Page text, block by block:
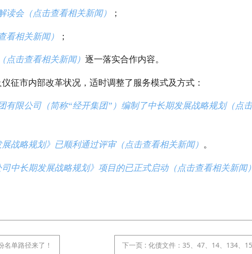
读会（点击查看相关新闻） ；
看相关新闻） ；
点击查看相关新闻） 逐一落实合作内容。
征市内部改革状况，适时调整了服务模式及方式：
有限公司（简称“经开集团”）编制了中长期发展战略规划（点
战略规划》已顺利通过评审（点击查看相关新闻） 。
中长期发展战略规划》项目的已正式启动（点击查看相关新闻
名单路径来了！ 下一页 : 化债文件：35、47、14、134、